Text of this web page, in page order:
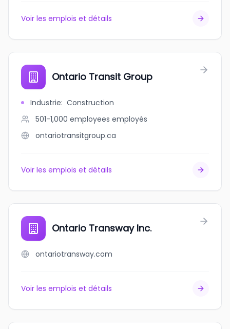
Voir les emplois et détails
Ontario Transit Group
Industrie: Construction
501-1,000 employees employés
ontariotransitgroup.ca
Voir les emplois et détails
Ontario Transway Inc.
ontariotransway.com
Voir les emplois et détails